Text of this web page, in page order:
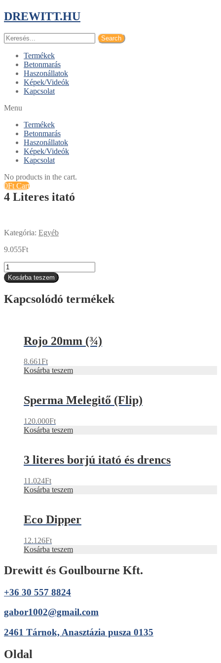
DREWITT.HU
Search
Termékek
Betonmarás
Haszonállatok
Képek/Videók
Kapcsolat
Menu
Termékek
Betonmarás
Haszonállatok
Képek/Videók
Kapcsolat
No products in the cart.
0Ft Cart
4 Literes itató
Kategória: Egyéb
9.055Ft
4
Literes
itató
Kosárba teszem
Kapcsolódó termékek
Rojo 20mm (¾)
8.661Ft
Kosárba teszem
Sperma Melegitő (Flip)
120.000Ft
Kosárba teszem
3 literes borjú itató és drencs
11.024Ft
Kosárba teszem
Eco Dipper
12.126Ft
Kosárba teszem
Drewitt és Goulbourne Kft.
+36 30 557 8824
gabor1002@gmail.com
2461 Tárnok, Anasztázia pusza 0135
Oldal